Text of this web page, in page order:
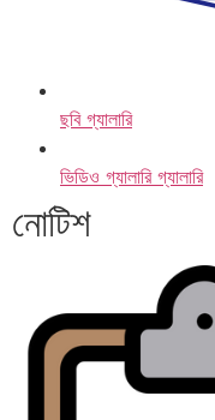
ছবি গ্যালারি
ভিডিও গ্যালারি গ্যালারি
নোটিশ